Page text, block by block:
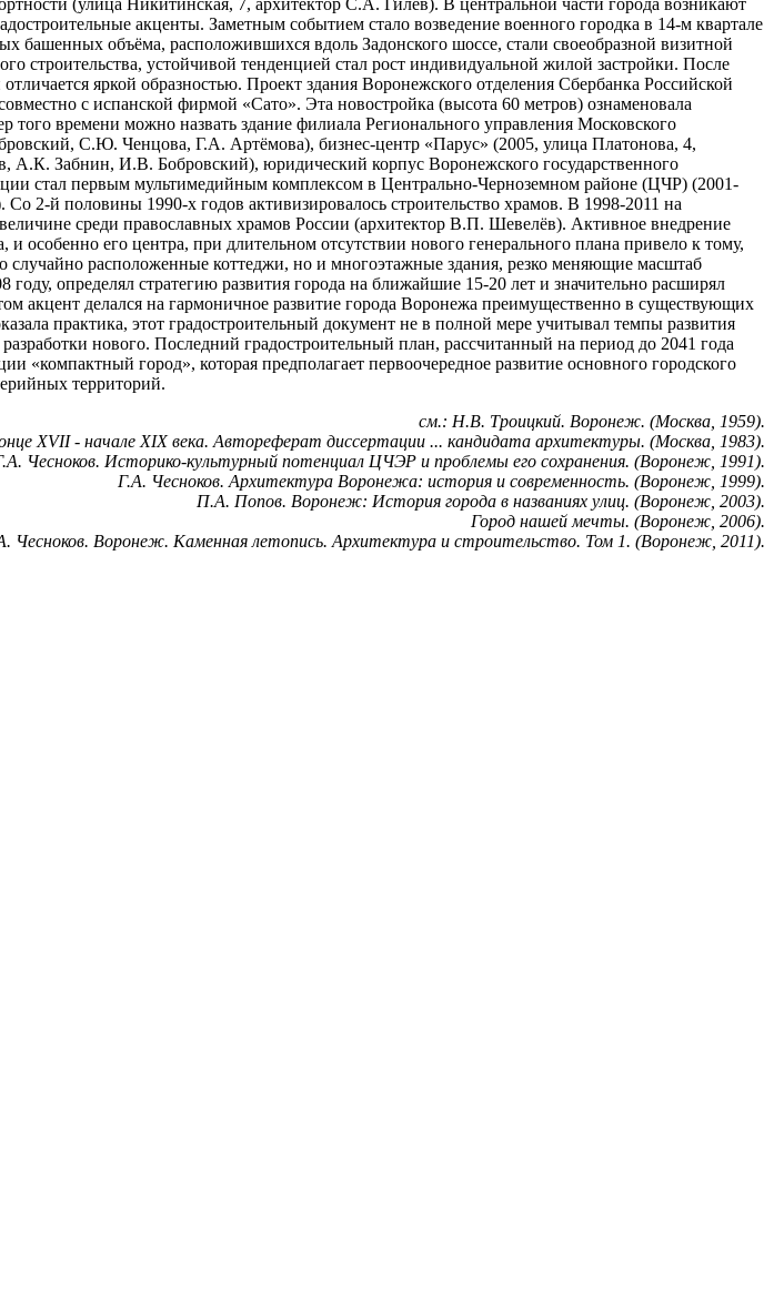
акценты. Заметным событием стало возведение военного городка в 14-м квартале
объёма, расположившихся вдоль Задонского шоссе, стали своеобразной визитной
строительства, устойчивой тенденцией стал рост индивидуальной жилой застройки. После
яркой образностью. Проект здания Воронежского отделения Сбербанка Российской
с испанской фирмой «Сато». Эта новостройка (высота 60 метров) ознаменовала
того времени можно назвать здание филиала Регионального управления Московского
С.Ю. Ченцова, Г.А. Артёмова), бизнес-центр «Парус» (2005, улица Платонова, 4,
Забнин, И.В. Бобровский), юридический корпус Воронежского государственного
стал первым мультимедийным комплексом в Центрально-Черноземном районе (ЦЧР) (2001-
й половины 1990-х годов активизировалось строительство храмов. В 1998-2011 на
среди православных храмов России (архитектор В.П. Шевелёв). Активное внедрение
его центра, при длительном отсутствии нового генерального плана привело к тому,
случайно расположенные коттеджи, но и многоэтажные здания, резко меняющие масштаб
определял стратегию развития города на ближайшие 15-20 лет и значительно расширял
акцент делался на гармоничное развитие города Воронежа преимущественно в существующих
практика, этот градостроительный документ не в полной мере учитывал темпы развития
нового. Последний градостроительный план, рассчитанный на период до 2041 года
город», которая предполагает первоочередное развитие основного городского
территорий.
см.: Н.В. Троицкий. Воронеж. (Москва, 1959).
XVII - начале XIX века. Автореферат диссертации ... кандидата архитектуры. (Москва, 1983).
Чесноков. Историко-культурный потенциал ЦЧЭР и проблемы его сохранения. (Воронеж, 1991).
Г.А. Чесноков. Архитектура Воронежа: история и современность. (Воронеж, 1999).
П.А. Попов. Воронеж: История города в названиях улиц. (Воронеж, 2003).
Город нашей мечты. (Воронеж, 2006).
Чесноков. Воронеж. Каменная летопись. Архитектура и строительство. Том 1. (Воронеж, 2011).